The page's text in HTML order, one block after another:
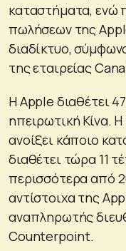
καταστήματα, ενώ
πωλήσεων της
διαδίκτυο,
της εταιρείας
Η Apple διαθέτει
ηπειρωτική Κίνα.
ανοίξει κάποιο
διαθέτει τώρα 11
περισσότερα από
αντίστοιχα της
αναπληρωτής
Counterpoint.